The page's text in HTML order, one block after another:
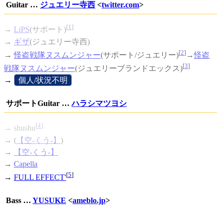
Guitar … ジュエリー寺西 <twitter.com>
→ LiPS(サポート)[1 ]
→ ギザ(ジュエリー寺西)
→怪盗戦隊ヌスムンジャー(サポート/ジュエリー)[2] →怪盗
戦隊ヌスムンジャー(ジュエリーブランドエックス)[3]
→ 個人/状況不明
サポートGuitar …ハラシマツヨシ
→ shushu[4]
→ ( 【空-くう-】 )
→
【空-くう-】
→ Capella
→ FULL EFFECT'[5]
Bass … YUSUKE <ameblo.jp>